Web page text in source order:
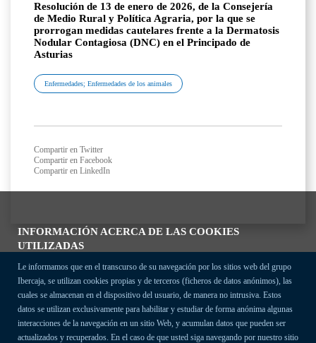
INFORMACIÓN ACERCA DE LAS COOKIES
UTILIZADAS
Le informamos que en el transcurso de su navegación por los sitios web del grupo
Ibercaja, se utilizan cookies propias y de terceros (ficheros de datos anónimos), las
cuales se almacenan en el dispositivo del usuario, de manera no intrusiva. Estos
datos se utilizan exclusivamente para habilitar y estudiar de forma anónima algunas
interacciones de la navegación en un sitio Web, y acumulan datos que pueden ser
actualizados y recuperados. En el caso de que usted siga navegando por nuestro sitio
Resolución de 13 de enero de 2026, de la Consejería
de Medio Rural y Política Agraria, por la que se
prorrogan medidas cautelares frente a la Dermatosis
Nodular Contagiosa (DNC) en el Principado de
Asturias
Enfermedades; Enfermedades de los animales
Compartir en Twitter
Compartir en Facebook
Compartir en LinkedIn